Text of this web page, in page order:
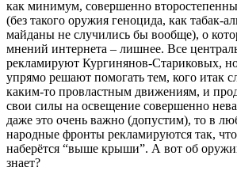
как минимум, совершенно
(без такого оружия геноцида, как табак-
майданы не случились бы вообще), о
мнений интернета – лишнее. Все
рекламируют Кургинянов-Стариковых,
упрямо решают помогать тем, кого итак
каким-то провластным движениям, и
свои силы на освещение совершенно
даже это очень важно (допустим), то в
народные фронты рекламируются так,
наберётся “выше крыши”. А вот об
знает?